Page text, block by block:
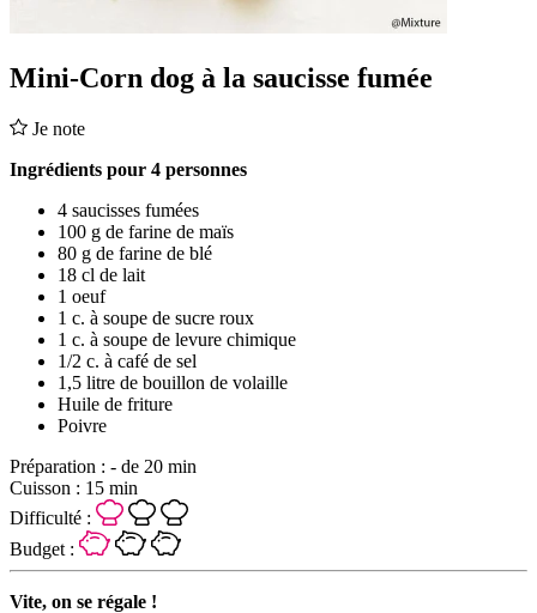
Mini-Corn dog à la saucisse fumée
Je note
Ingrédients pour 4 personnes
4 saucisses fumées
100 g de farine de maïs
80 g de farine de blé
18 cl de lait
1 oeuf
1 c. à soupe de sucre roux
1 c. à soupe de levure chimique
1/2 c. à café de sel
1,5 litre de bouillon de volaille
Huile de friture
Poivre
Préparation : - de 20 min
Cuisson : 15 min
Difficulté :
Budget :
Vite, on se régale !